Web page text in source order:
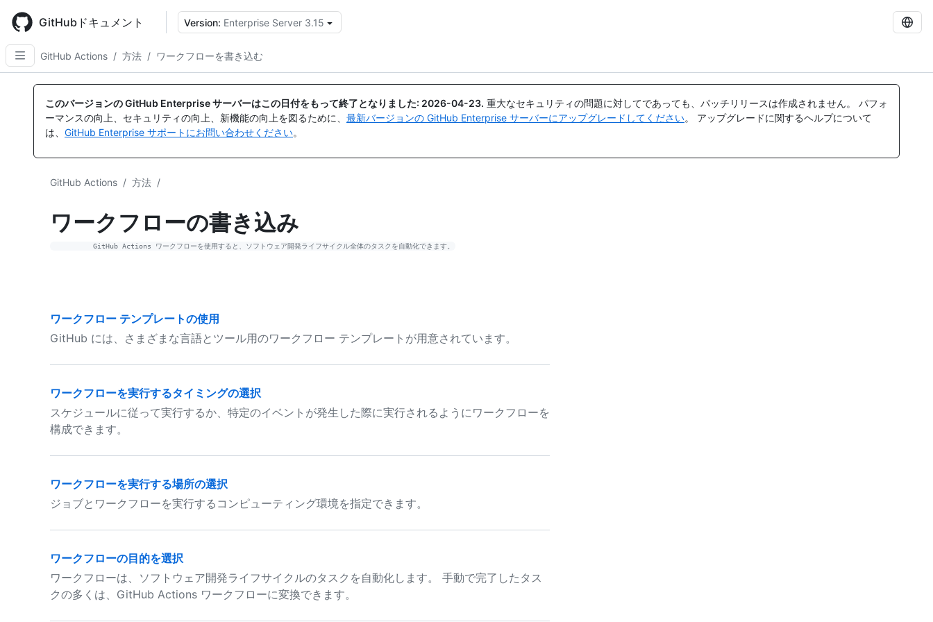
main
content
GitHubドキュメント Version: Enterprise Server 3.15
GitHub Actions / 方法 / ワークフローを書き込む
このバージョンの GitHub Enterprise サーバーはこの日付をもって終了となりました: 2026-04-23. 重大なセキュリティの問題に対してであっても、パッチリリースは作成されません。 パフォ
ーマンスの向上、セキュリティの向上、新機能の向上を図るために、 最新バージョンの GitHub Enterprise サーバーにアップグレードしてください。 アップグレードに関するヘルプについて
は、 GitHub Enterprise サポートにお問い合わせください。
GitHub Actions / 方法 /
ワークフローの書き込み
ワークフロー テンプレートの使用
GitHub には、さまざまな言語とツール用のワークフロー テンプレートが用意されています。
ワークフローを実行するタイミングの選択
スケジュールに従って実行するか、特定のイベントが発生した際に実行されるようにワークフローを
構成できます。
ワークフローを実行する場所の選択
ジョブとワークフローを実行するコンピューティング環境を指定できます。
ワークフローの目的を選択
ワークフローは、ソフトウェア開発ライフサイクルのタスクを自動化します。 手動で完了したタス
クの多くは、GitHub Actions ワークフローに変換できます。